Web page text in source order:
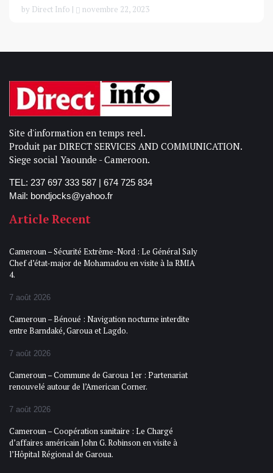
by Direct Info | novembre 22, 2023
Site d'information en temps reel.
Produit par DIRECT SERVICES AND COMMUNICATION.
Siege social Yaounde - Cameroon.
TEL: 237 697 333 587 | 674 725 834
Mail: bondjocks@yahoo.fr
Article Recent
Cameroun – Sécurité Extrême-Nord : Le Général Saly
Chef d’état-major de Mohamadou en visite à la RMIA
4.
7 août 2026
Cameroun – Bénoué : Navigation nocturne interdite
entre Barndaké, Garoua et Lagdo.
7 août 2026
Cameroun – Commune de Garoua 1er : Partenariat
renouvelé autour de l’American Corner.
7 août 2026
Cameroun – Coopération sanitaire : Le Chargé
d’affaires américain John G. Robinson en visite à
l’Hôpital Régional de Garoua.